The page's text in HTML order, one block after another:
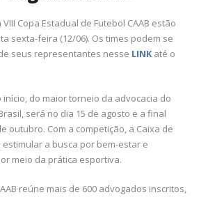
Copa Estadual de Futebol CAAB estão
sexta-feira (12/06). Os times podem se
seus representantes nesse LINK até o
início, do maior torneio da advocacia do
será no dia 15 de agosto e a final
outubro. Com a competição, a Caixa de
a busca por bem-estar e
meio da prática esportiva.
reúne mais de 600 advogados inscritos,